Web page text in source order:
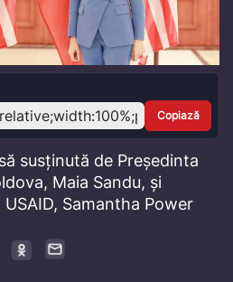
Video
Copiază
susținută de Președinta
Maia Sandu, și
Samantha Power